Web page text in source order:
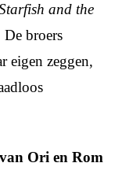
and the
De broers
eigen zeggen,
Ori en Rom